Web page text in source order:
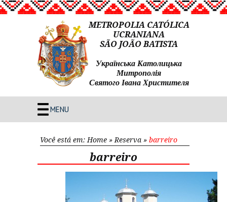
METROPOLIA CATÓLICA
UCRANIANA
SÃO JOÃO BATISTA
Українська Католицька
Митрополія
Святого Івана Христителя
MENU
Você está em: Home » Reserva » barreiro
barreiro